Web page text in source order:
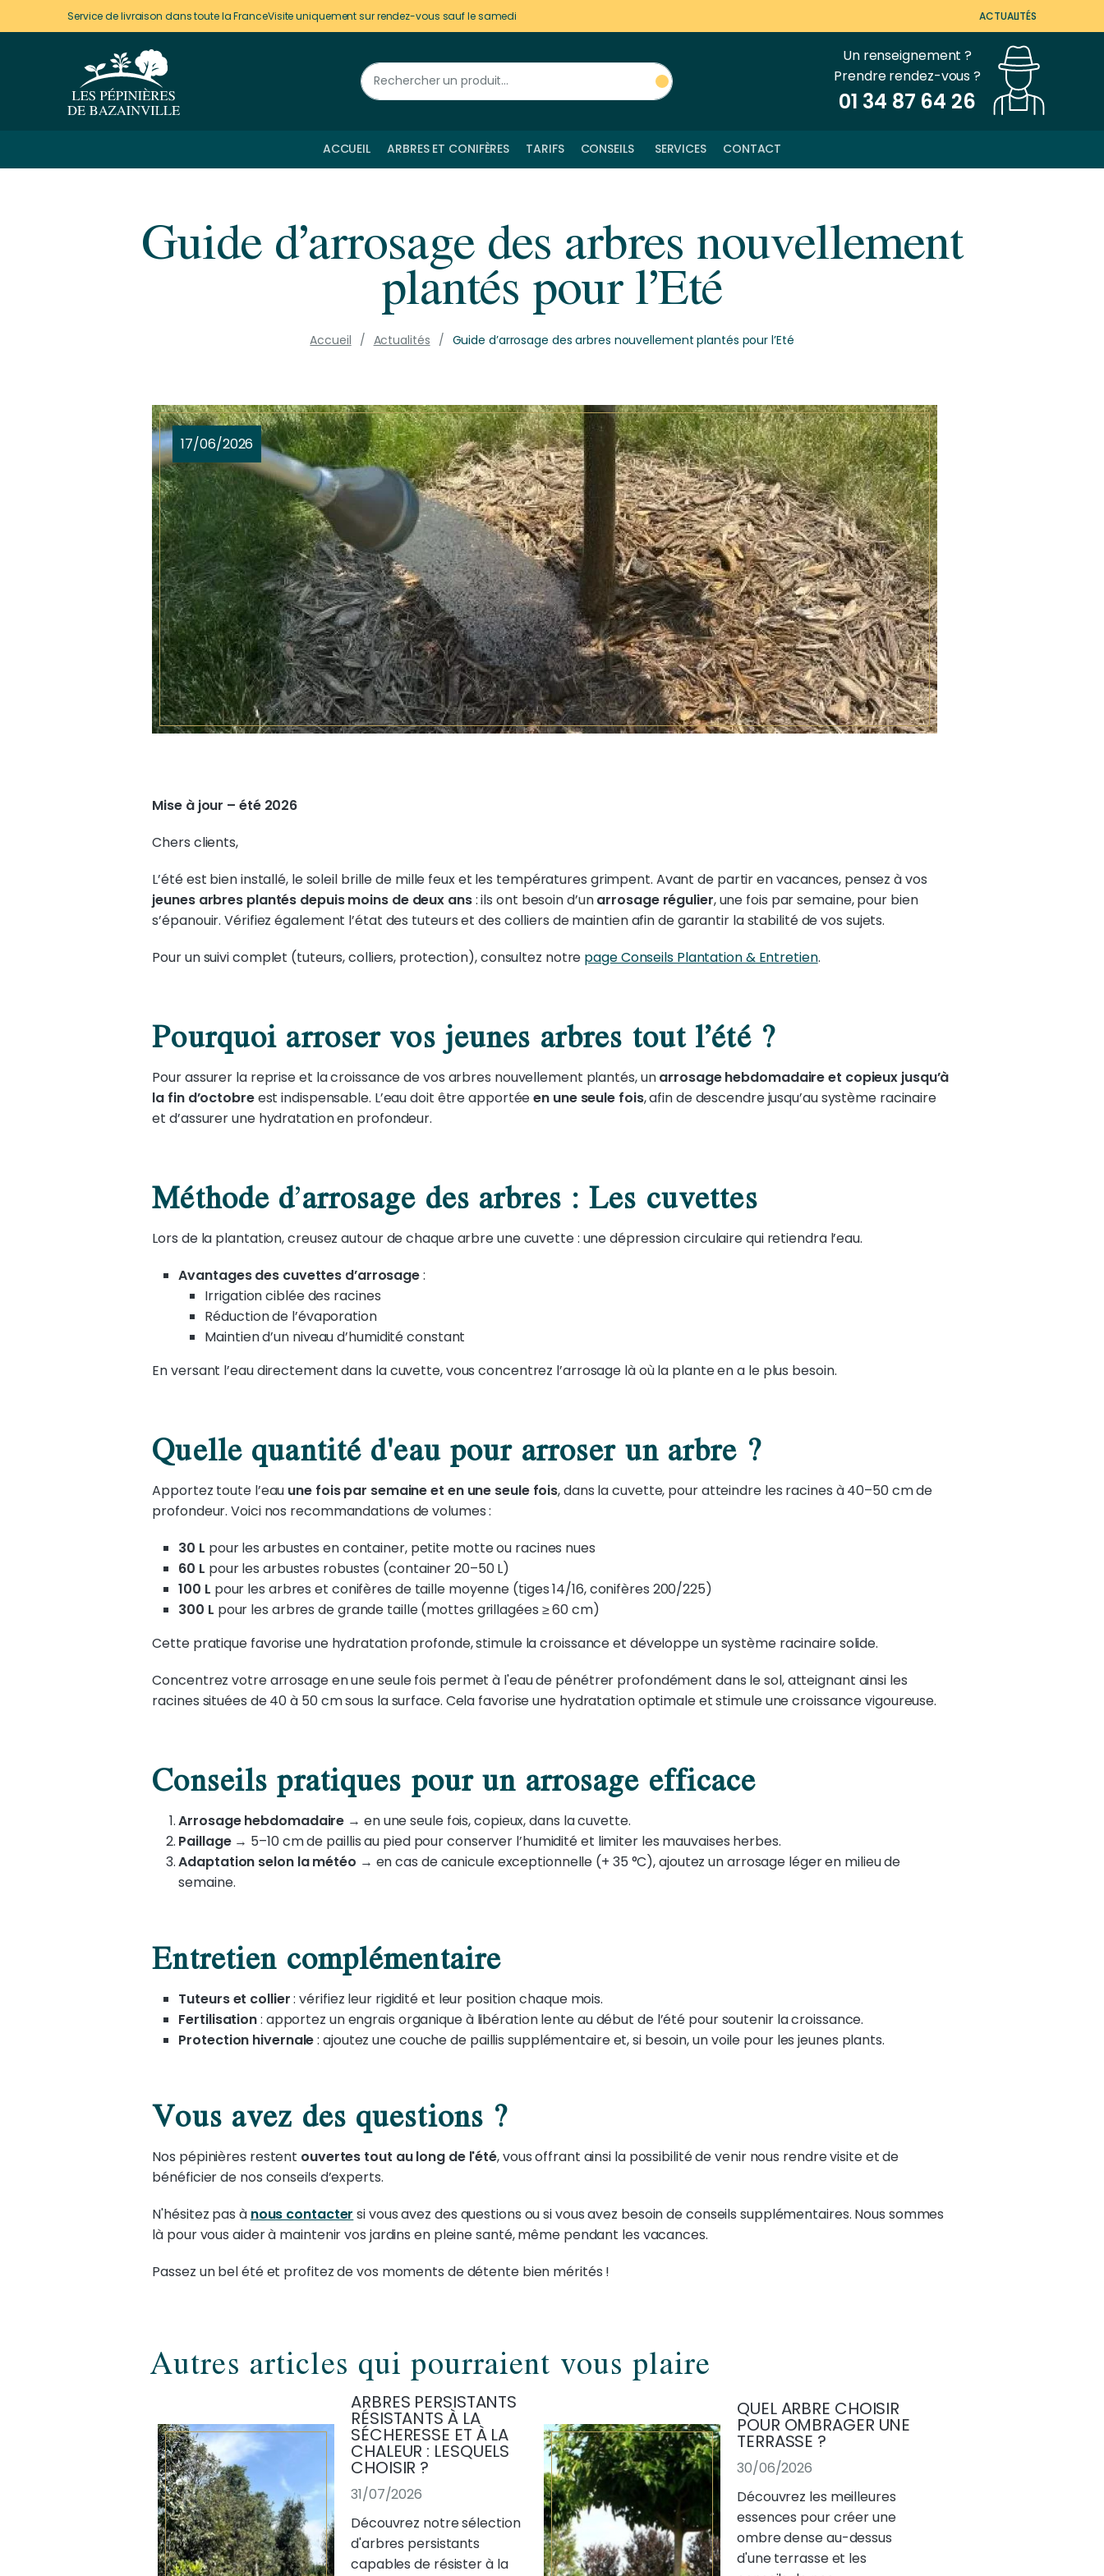
Service de livraison dans toute la FranceVisite uniquement sur rendez-vous sauf le samedi ACTUALITÉS
Un renseignement ?
Prendre rendez-vous ?
01 34 87 64 26
ACCUEIL ARBRES ET CONIFÈRES TARIFS CONSEILS SERVICES CONTACT
Guide d’arrosage des arbres nouvellement
plantés pour l’Eté
Accueil Actualités Guide d’arrosage des arbres nouvellement plantés pour l’Eté
17/06/2026
Mise à jour – été 2026
Chers clients,
L’été est bien installé, le soleil brille de mille feux et les températures grimpent. Avant de partir en vacances, pensez à vos
jeunes arbres plantés depuis moins de deux ans: ils ont besoin d’unarrosage régulier, une fois par semaine, pour bien
s’épanouir. Vérifiez également l’état des tuteurs et des colliers de maintien afin de garantir la stabilité de vos sujets.
Pour un suivi complet (tuteurs, colliers, protection), consultez notre page Conseils Plantation & Entretien.
Pourquoi arroser vos jeunes arbres tout l’été ?
Pour assurer la reprise et la croissance de vos arbres nouvellement plantés, unarrosage hebdomadaire et copieux jusqu’à
la fin d’octobreest indispensable. L’eau doit être apportéeen une seule fois, afin de descendre jusqu’au système racinaire
et d’assurer une hydratation en profondeur.
Méthode d’arrosage des arbres : Les cuvettes
Lors de la plantation, creusez autour de chaque arbre une cuvette : une dépression circulaire qui retiendra l’eau.
Avantages des cuvettes d’arrosage:
Irrigation ciblée des racines
Réduction de l’évaporation
Maintien d’un niveau d’humidité constant
En versant l’eau directement dans la cuvette, vous concentrez l’arrosage là où la plante en a le plus besoin.
Quelle quantité d'eau pour arroser un arbre ?
Apportez toute l’eau une fois par semaine et en une seule fois, dans la cuvette, pour atteindre les racines à 40–50 cm de
profondeur. Voici nos recommandations de volumes :
30 L pour les arbustes en container, petite motte ou racines nues
60 L pour les arbustes robustes (container 20–50 L)
100 L pour les arbres et conifères de taille moyenne (tiges 14/16, conifères 200/225)
300 L pour les arbres de grande taille (mottes grillagées ≥ 60 cm)
Cette pratique favorise une hydratation profonde, stimule la croissance et développe un système racinaire solide.
Concentrez votre arrosage en une seule fois permet à l'eau de pénétrer profondément dans le sol, atteignant ainsi les
racines situées de 40 à 50 cm sous la surface. Cela favorise une hydratation optimale et stimule une croissance vigoureuse.
Conseils pratiques pour un arrosage efficace
Arrosage hebdomadaire → en une seule fois, copieux, dans la cuvette.
Paillage → 5–10 cm de paillis au pied pour conserver l’humidité et limiter les mauvaises herbes.
Adaptation selon la météo → en cas de canicule exceptionnelle (+ 35 °C), ajoutez un arrosage léger en milieu de
semaine.
Entretien complémentaire
Tuteurs et collier: vérifiez leur rigidité et leur position chaque mois.
Fertilisation: apportez un engrais organique à libération lente au début de l’été pour soutenir la croissance.
Protection hivernale: ajoutez une couche de paillis supplémentaire et, si besoin, un voile pour les jeunes plants.
Vous avez des questions ?
Nos pépinières restent ouvertes tout au long de l'été, vous offrant ainsi la possibilité de venir nous rendre visite et de
bénéficier de nos conseils d’experts.
N'hésitez pas à nous contacter si vous avez des questions ou si vous avez besoin de conseils supplémentaires. Nous sommes
là pour vous aider à maintenir vos jardins en pleine santé, même pendant les vacances.
Passez un bel été et profitez de vos moments de détente bien mérités !
Autres articles qui pourraient vous plaire
ARBRES PERSISTANTS
RÉSISTANTS À LA
SÉCHERESSE ET À LA
CHALEUR : LESQUELS
CHOISIR ?
31/07/2026
Découvrez notre sélection
d'arbres persistants
capables de résister à la
QUEL ARBRE CHOISIR
POUR OMBRAGER UNE
TERRASSE ?
30/06/2026
Découvrez les meilleures
essences pour créer une
ombre dense au-dessus
d'une terrasse et les
Panneau de gestion des cookies